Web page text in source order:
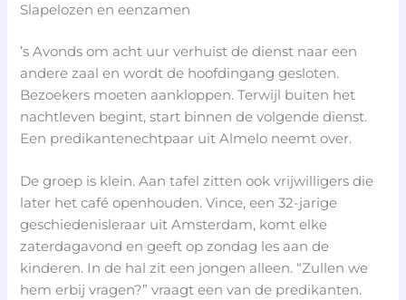
Slapelozen en eenzamen
’s Avonds om acht uur verhuist de dienst naar een
andere zaal en wordt de hoofdingang gesloten.
Bezoekers moeten aankloppen. Terwijl buiten het
nachtleven begint, start binnen de volgende dienst.
Een predikantenechtpaar uit Almelo neemt over.
De groep is klein. Aan tafel zitten ook vrijwilligers die
later het café openhouden. Vince, een 32-jarige
geschiedenisleraar uit Amsterdam, komt elke
zaterdagavond en geeft op zondag les aan de
kinderen. In de hal zit een jongen alleen. “Zullen we
hem erbij vragen?” vraagt een van de predikanten.